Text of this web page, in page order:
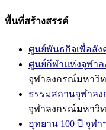
พื้นที่สร้างสรรค์
ศูนย์พันธกิจเพื่อสัง
ศูนย์กีฬาแห่งจุฬา
จุฬาลงกรณ์มหาวิ
ธรรมสถานจุฬาล
จุฬาลงกรณ์มหาวิ
อุทยาน 100 ปี จุฬา